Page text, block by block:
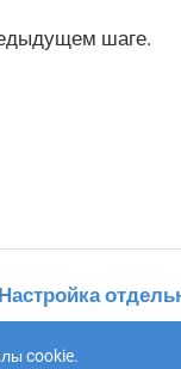
шаге.
Настройка
cookie.